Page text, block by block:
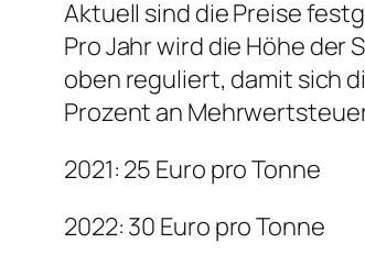
Aktuell sind die Preise
Pro Jahr wird die Höhe
oben reguliert, damit sich
Prozent an
2021: 25 Euro pro Tonne
2022: 30 Euro pro Tonne